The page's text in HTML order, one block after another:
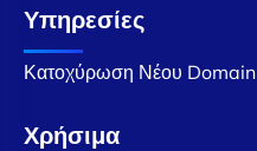
Υπηρεσίες
Κατοχύρωση Νέου Domain
Χρήσιμα